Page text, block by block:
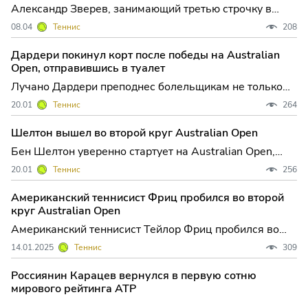
Александр Зверев, занимающий третью строчку в
мировом рейтинге, продемонстрировал характер и
волю к победе в Монте-Карло, оформив
драматический выход в третий раунд престижного
турнира серии "Мастерс". Немецкий теннисист сумел
переломить ход встречи
08.04 Теннис 208
Дардери покинул корт после победы на Australian
Open, отправившись в туалет
Лучано Дардери преподнес болельщикам не только
яркую победу, но и неожиданный эпизод сразу после
окончания матча первого круга Australian Open.
Итальянский теннисист, впервые выступающий в
Мельбурне в статусе сеяного, одолел Кристиана
Гарина из Чили
20.01 Теннис 264
Шелтон вышел во второй круг Australian Open
Бен Шелтон уверенно стартует на Australian Open,
повторяя успех прошлого сезона Один из самых ярких
представителей нового поколения американского
тенниса, Бен Шелтон, начал свой путь на Открытом
чемпионате Австралии с убедительной победы.
Седьмая
20.01 Теннис 256
Американский теннисист Фриц пробился во второй
круг Australian Open
Американский теннисист Тейлор Фриц пробился во
второй круг Открытого чемпионата Австралии,
который проходит в Мельбурне. В матче первого
круга Фриц, посеянный под четвер...
14.01.2025 Теннис 309
Россиянин Карацев вернулся в первую сотню
мирового рейтинга ATP